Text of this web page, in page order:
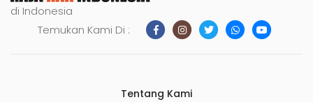
di Indonesia
Temukan Kami Di :
Tentang Kami